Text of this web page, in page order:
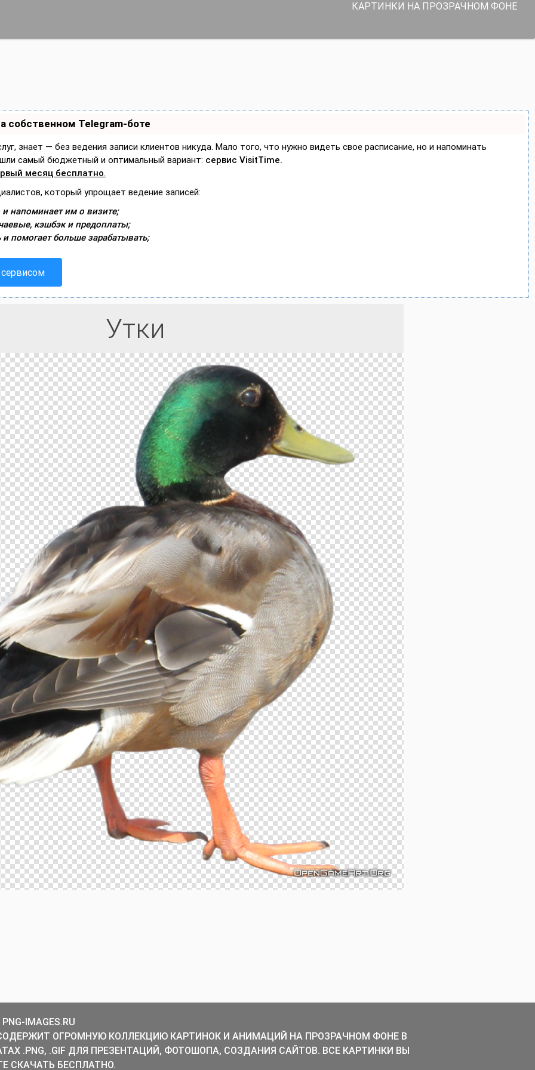
КАРТИНКИ НА ПРОЗРАЧНОМ ФОНЕ
собственном Telegram-боте
знает — без ведения записи клиентов никуда. Мало того, что нужно видеть свое расписание, но и напоминать
самый бюджетный и оптимальный вариант: сервис VisitTime.
месяц бесплатно.
который упрощает ведение записей:
напоминает им о визите;
кэшбэк и предоплаты;
помогает больше зарабатывать;
Утки
IMAGES.RU
ОГРОМНУЮ КОЛЛЕКЦИЮ КАРТИНОК И АНИМАЦИЙ НА ПРОЗРАЧНОМ ФОНЕ В
.PNG, .GIF ДЛЯ ПРЕЗЕНТАЦИЙ, ФОТОШОПА, СОЗДАНИЯ САЙТОВ. ВСЕ КАРТИНКИ ВЫ
СКАЧАТЬ БЕСПЛАТНО.